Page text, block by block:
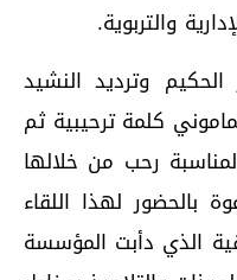
والتربوية.
الحكيم وترديد النشيد
كلمة ترحيبية ثم
رحب من خلالها
بالحضور لهذا اللقاء
الذي دأبت المؤسسة